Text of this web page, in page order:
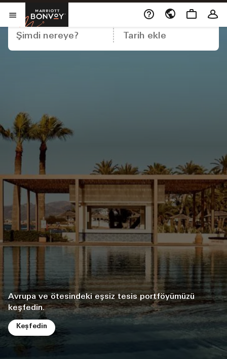
Menüyü Aç
Marriott BonvoyYeni bir pencerede
DESTINASYON
Avrupa ve ötesindeki eşsiz tesis portföyümüzü
keşfedin.
Keşfedin